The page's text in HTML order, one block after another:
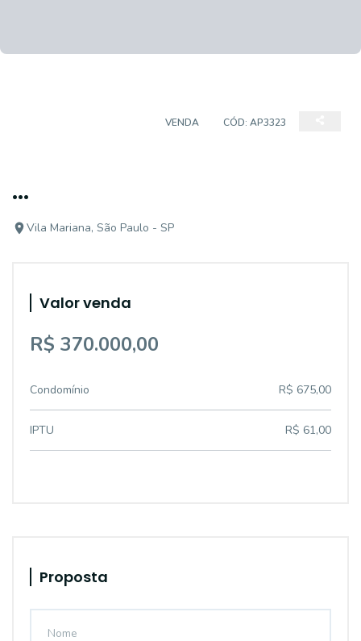
VENDA CÓD: AP3323
...
Vila Mariana, São Paulo - SP
Valor venda
R$ 370.000,00
Condomínio R$ 675,00
IPTU R$ 61,00
Proposta